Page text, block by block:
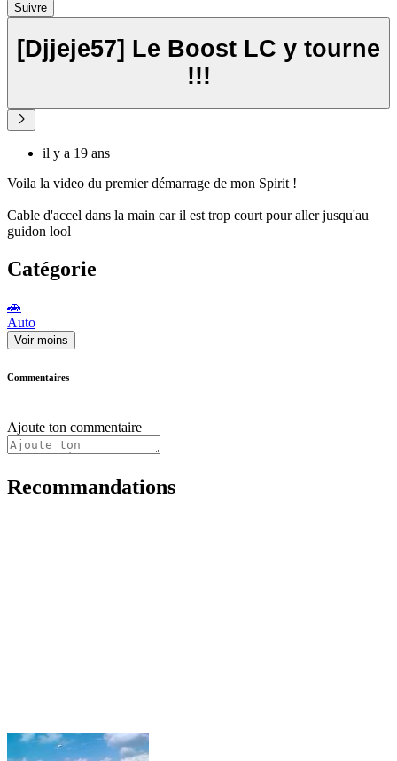
Suivre
[Djjeje57] Le Boost LC y tourne
!!!
il y a 19 ans
Voila la video du premier démarrage de mon Spirit !
Cable d'accel dans la main car il est trop court pour aller jusqu'au
guidon lool
Catégorie
🚗
Auto
Voir moins
Commentaires
Ajoute ton commentaire
Recommandations